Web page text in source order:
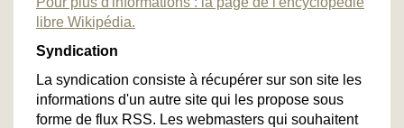
libre Wikipédia.
Syndication
La syndication consiste à récupérer sur son site les
informations d'un autre site qui les propose sous
forme de flux RSS. Les webmasters qui souhaitent